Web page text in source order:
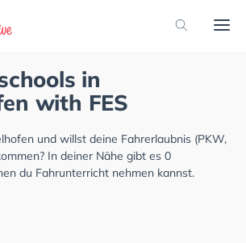
in
with FES
und willst deine Fahrerlaubnis (PKW,
In deiner Nähe gibt es 0
du Fahrunterricht nehmen kannst.